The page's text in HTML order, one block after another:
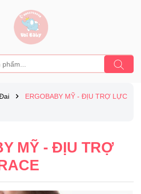
ERGOBABY MỸ - ĐỊU TRỢ LỰC
MỸ - ĐỊU TRỢ